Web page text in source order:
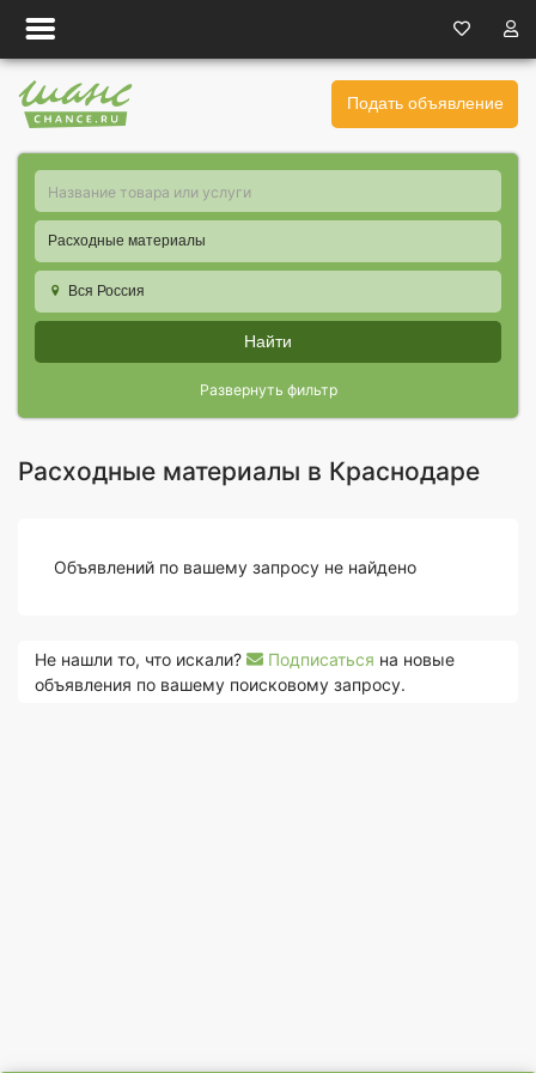
Подать объявление
Расходные материалы
Вся Россия
Найти
Развернуть фильтр
Расходные материалы в Краснодаре
Объявлений по вашему запросу не найдено
Не нашли то, что искали? Подписаться на новые
объявления по вашему поисковому запросу.